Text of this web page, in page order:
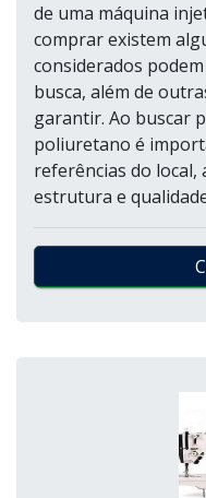
de uma máquina
comprar existem
considerados
busca, além de
garantir. Ao buscar
poliuretano é
referências do local,
estrutura e